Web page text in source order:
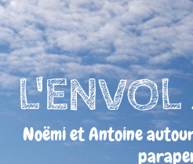
Noëmi et Antoine